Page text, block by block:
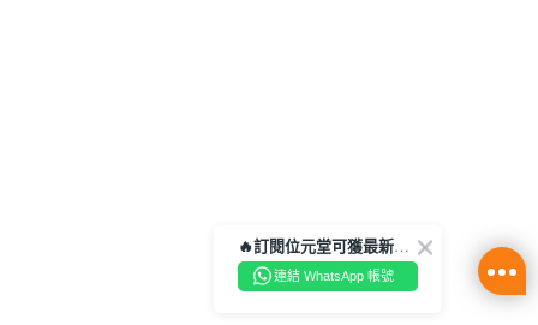
🔥訂閱位元堂可獲最新優惠及活動資訊🔥
連結 WhatsApp 帳號